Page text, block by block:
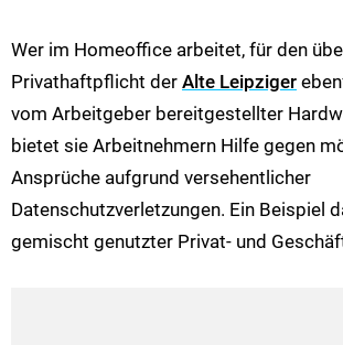
Wer im Homeoffice arbeitet, für den
Privathaftpflicht der Alte Leipziger
vom Arbeitgeber bereitgestellter
bietet sie Arbeitnehmern Hilfe gegen
Ansprüche aufgrund versehentlicher
Datenschutzverletzungen. Ein Beispiel
gemischt genutzter Privat- und